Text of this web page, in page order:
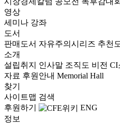
영상
세미나 강좌
도서
판매도서 자유주의시리즈 추천
소개
설립취지 인사말 조직도 비전 CI
자료 후원안내 Memorial Hall
찾기
사이트맵 검색
후원하기
ENG
정보